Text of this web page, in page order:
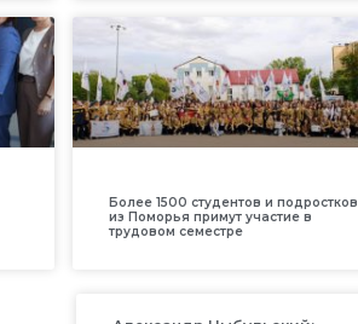
Более 1500 студентов и подростков
из Поморья примут участие в
трудовом семестре